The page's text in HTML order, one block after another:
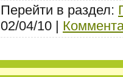
Перейти в раздел:
02/04/10 |